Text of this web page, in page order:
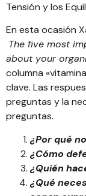
Tensión y los
En esta ocasión
The five most
about your
columna
clave. Las
preguntas y la
preguntas.
¿Por qué
¿Cómo
¿Quién
¿Qué